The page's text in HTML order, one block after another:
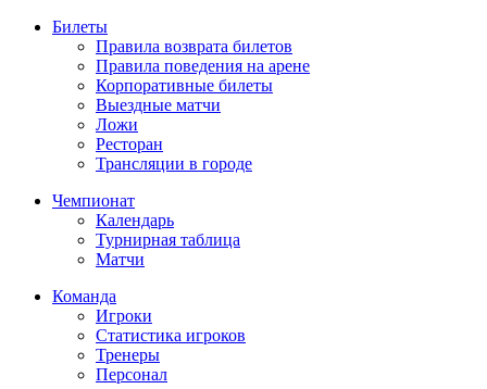
Билеты
Правила возврата билетов
Правила поведения на арене
Корпоративные билеты
Выездные матчи
Ложи
Ресторан
Трансляции в городе
Чемпионат
Календарь
Турнирная таблица
Матчи
Команда
Игроки
Статистика игроков
Тренеры
Персонал